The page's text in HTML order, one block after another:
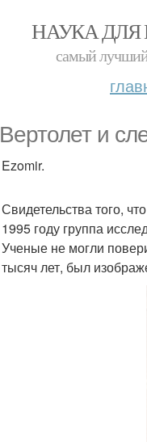
НАУКА
самый
Вертолет и
Ezomir.
Свидетельства того,
1995 году группа
Ученые не могли
тысяч лет, был